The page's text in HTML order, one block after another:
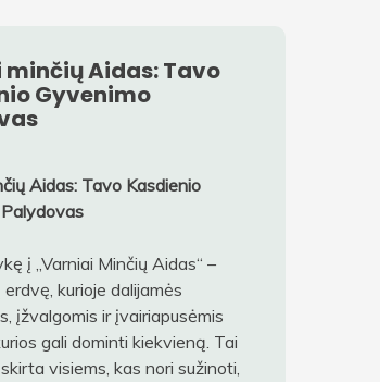
Aidas: Tavo
Gyvenimo
Aidas: Tavo Kasdienio
į „Varniai Minčių Aidas“ –
kurioje dalijamės
įžvalgomis ir įvairiapusėmis
gali dominti kiekvieną. Tai
visiems, kas nori sužinoti,